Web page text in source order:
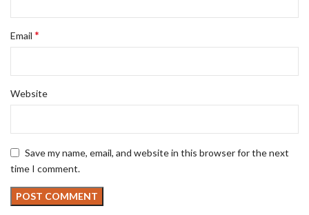
Email *
Website
Save my name, email, and website in this browser for the next
time I comment.